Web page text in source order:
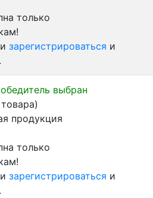
только
зарегистрироваться и
выбран
продукция
только
зарегистрироваться и